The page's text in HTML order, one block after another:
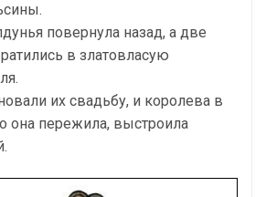
повернула назад, а две
в златовласую
их свадьбу, и королева в
она пережила, выстроила